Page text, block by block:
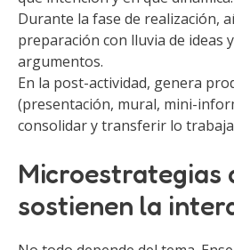
Durante la fase de realización,
preparación con lluvia de ideas
argumentos.
En la post-actividad, genera
(presentación, mural, mini-
consolidar y transferir lo
Microestrategias
sostienen la